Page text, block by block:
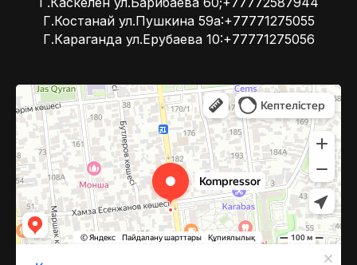
Г.Костанай ул.Пушкина 59а:+77771275055
Г.Караганда ул.Ерубаева 10:+77771275056
Kompressor
Компрессоры и компрессорное оборудование в Алматы
Системы вентиляции в Алматы